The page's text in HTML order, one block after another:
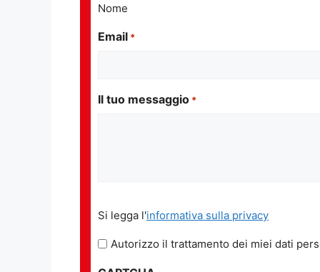
Nome
Email *
Il tuo messaggio *
legga
l'informativa
Si legga l'informativa sulla privacy
Autorizzo il trattamento dei miei dati